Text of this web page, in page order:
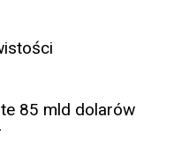
85 mld dolarów